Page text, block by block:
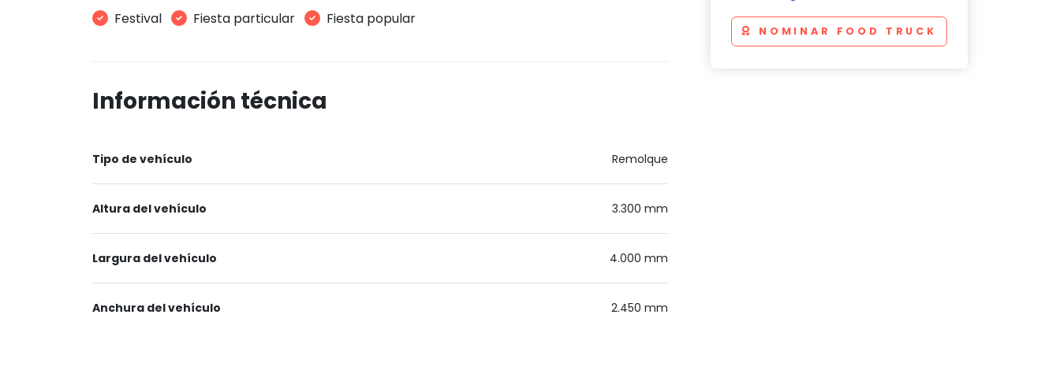
Festival Fiesta particular Fiesta popular
Información técnica
Tipo de vehículo Remolque
Altura del vehículo 3.300 mm
Largura del vehículo 4.000 mm
Anchura del vehículo 2.450 mm
NOMINAR FOOD TRUCK